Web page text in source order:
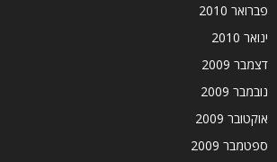
פברואר 2010
ינואר 2010
דצמבר 2009
נובמבר 2009
אוקטובר 2009
ספטמבר 2009